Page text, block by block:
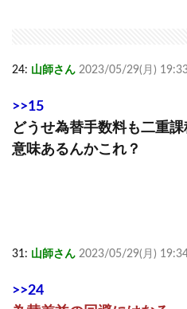
24: 山師さん 2023/05/29(月)
>>15
どうせ為替手数料も二重
意味あるんかこれ？
31: 山師さん 2023/05/29(月)
>>24